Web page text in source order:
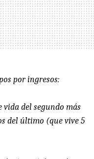
por ingresos:
vida del segundo más
del último (que vive 5